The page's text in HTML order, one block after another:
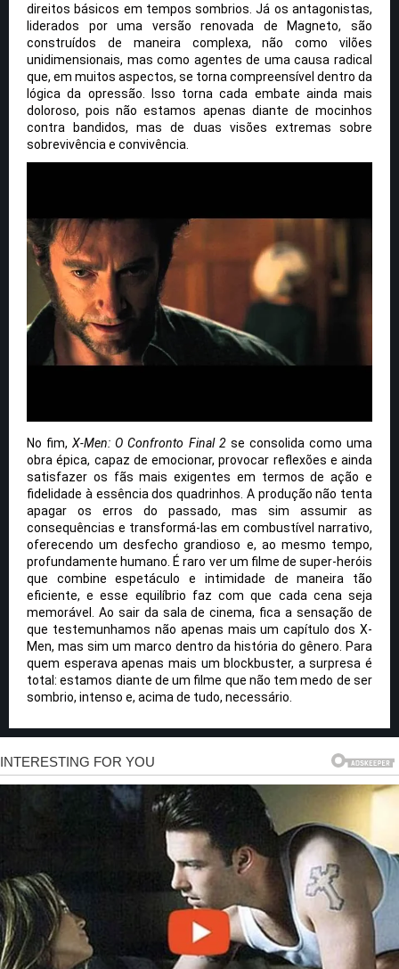
direitos básicos em tempos sombrios. Já os antagonistas,
liderados por uma versão renovada de Magneto, são
construídos de maneira complexa, não como vilões
unidimensionais, mas como agentes de uma causa radical
que, em muitos aspectos, se torna compreensível dentro da
lógica da opressão. Isso torna cada embate ainda mais
doloroso, pois não estamos apenas diante de mocinhos
contra bandidos, mas de duas visões extremas sobre
sobrevivência e convivência.
No fim,X-Men: O Confronto Final 2se consolida como uma
obra épica, capaz de emocionar, provocar reflexões e ainda
satisfazer os fãs mais exigentes em termos de ação e
fidelidade à essência dos quadrinhos. A produção não tenta
apagar os erros do passado, mas sim assumir as
consequências e transformá-las em combustível narrativo,
oferecendo um desfecho grandioso e, ao mesmo tempo,
profundamente humano. É raro ver um filme de super-heróis
que combine espetáculo e intimidade de maneira tão
eficiente, e esse equilíbrio faz com que cada cena seja
memorável. Ao sair da sala de cinema, fica a sensação de
que testemunhamos não apenas mais um capítulo dos X-
Men, mas sim um marco dentro da história do gênero. Para
quem esperava apenas mais um blockbuster, a surpresa é
total: estamos diante de um filme que não tem medo de ser
sombrio, intenso e, acima de tudo, necessário.